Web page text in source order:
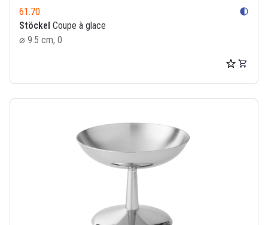
61.70 contrast
Stöckel Coupe à glace
⌀ 9.5 cm, 0